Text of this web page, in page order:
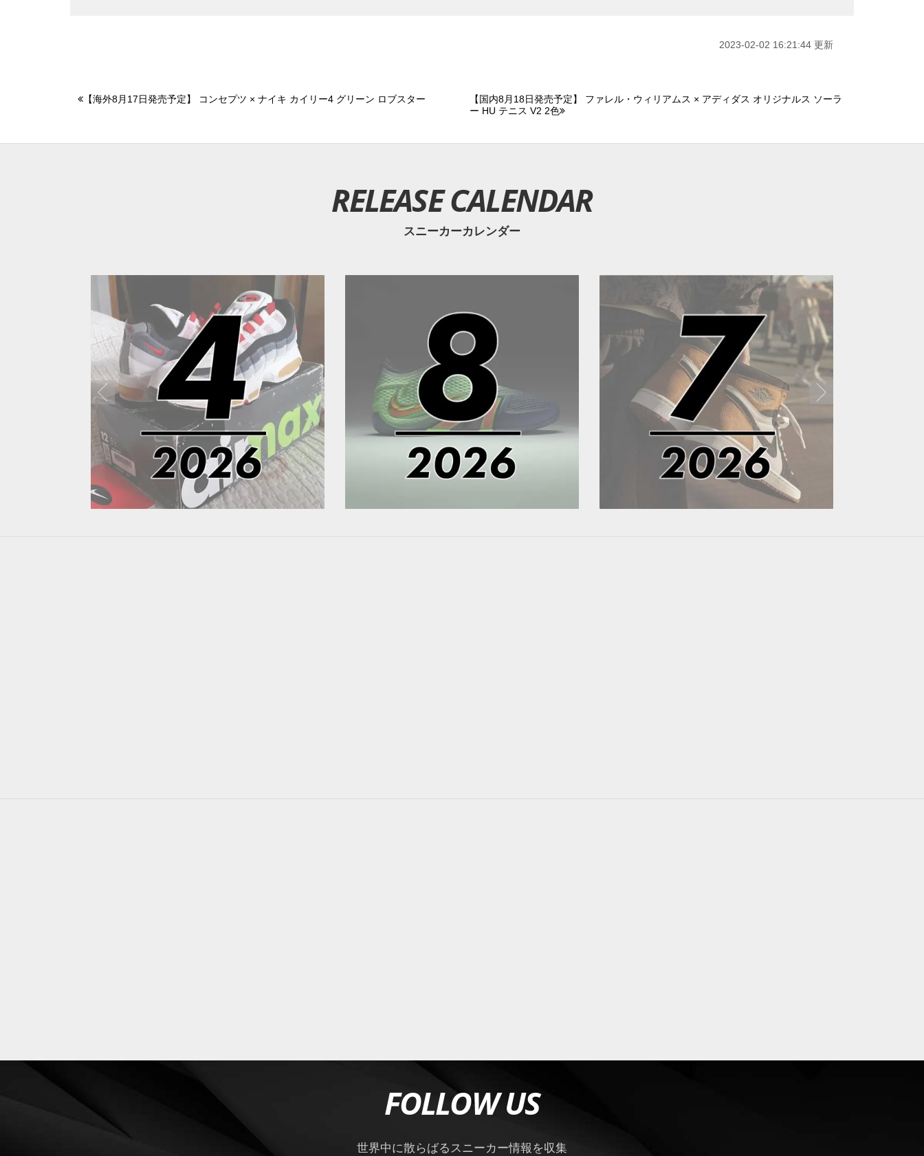
2023-02-02 16:21:44 更新
【海外8月17日発売予定】 コンセプツ × ナイキ カイリー4 グリーン ロブスター
【国内8月18日発売予定】 ファレル・ウィリアムス × アディダス オリジナルス ソーラ
ー HU テニス V2 2色
RELEASE CALENDAR
スニーカーカレンダー
FOLLOW US
世界中に散らばるスニーカー情報を収集